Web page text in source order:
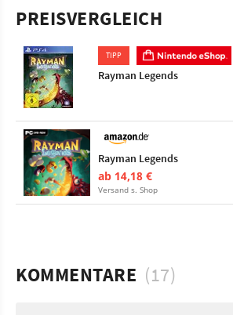
PREISVERGLEICH
TIPP
Rayman Legends
Rayman Legends
ab 14,18 €
Versand s. Shop
KOMMENTARE (17)